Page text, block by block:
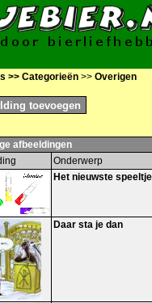
>> Categorieën >> Overigen
afbeeldingen
Onderwerp
Het nieuwste
Daar sta je dan